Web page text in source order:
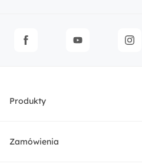
Produkty
Meble
Zamówienia